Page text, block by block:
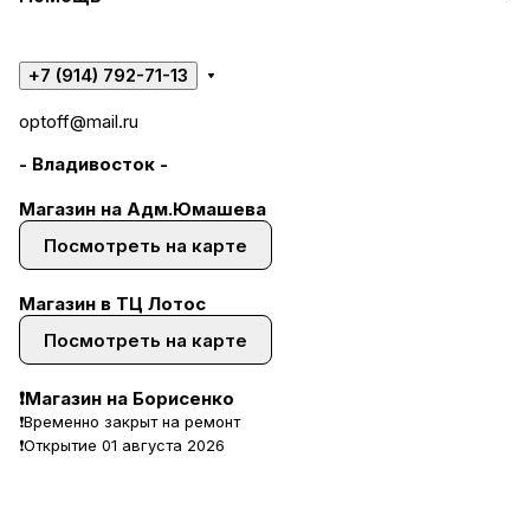
+7 (914) 792-71-13
optoff@mail.ru
- Владивосток -
Магазин на Адм.Юмашева
Посмотреть на карте
Магазин в ТЦ Лотос
Посмотреть на карте
❗Магазин на Борисенко
❗Временно закрыт на ремонт
❗Открытие 01 августа 2026